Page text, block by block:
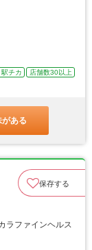
駅チカ
店舗数30以上
ある
保存する
ラファインヘルス